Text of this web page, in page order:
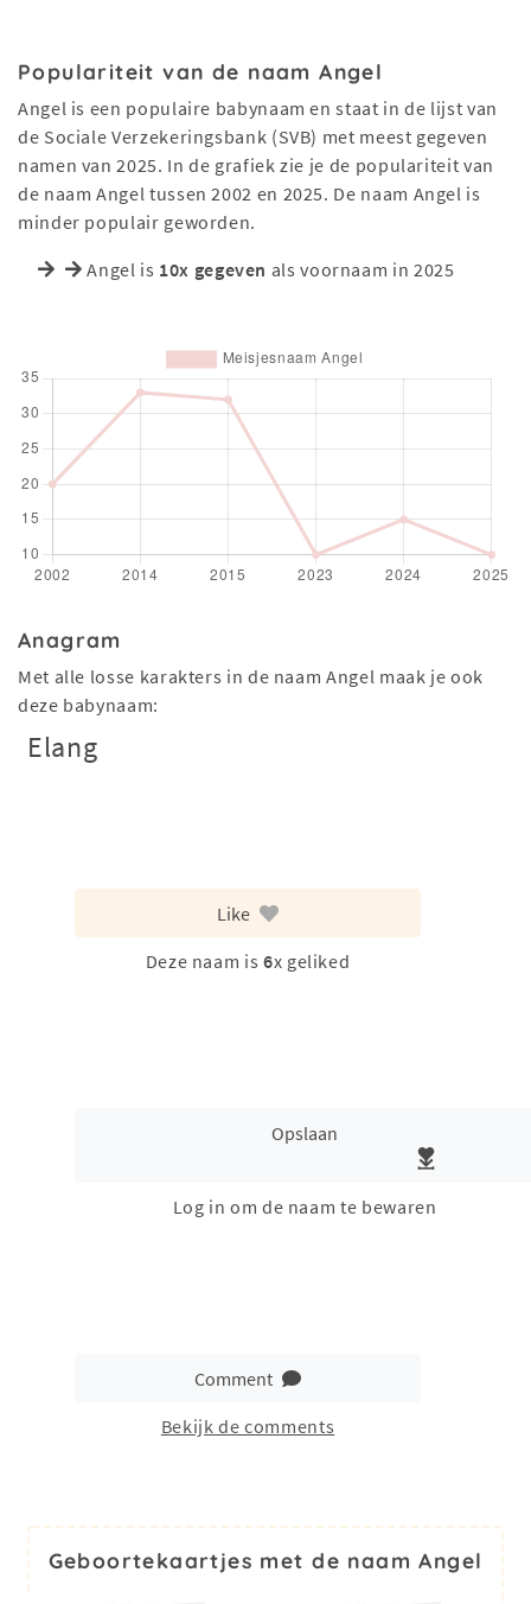
Populariteit van de naam Angel
Angel is een populaire babynaam en staat in de lijst van
de Sociale Verzekeringsbank (SVB) met meest gegeven
namen van 2025. In de grafiek zie je de populariteit van
de naam Angel tussen 2002 en 2025. De naam Angel is
minder populair geworden.
Angel is 10x gegeven als voornaam in 2025
Anagram
Met alle losse karakters in de naam Angel maak je ook
deze babynaam:
Elang
Like
Deze naam is 6x geliked
Opslaan
Log in om de naam te bewaren
Comment
Bekijk de comments
Geboortekaartjes met de naam Angel